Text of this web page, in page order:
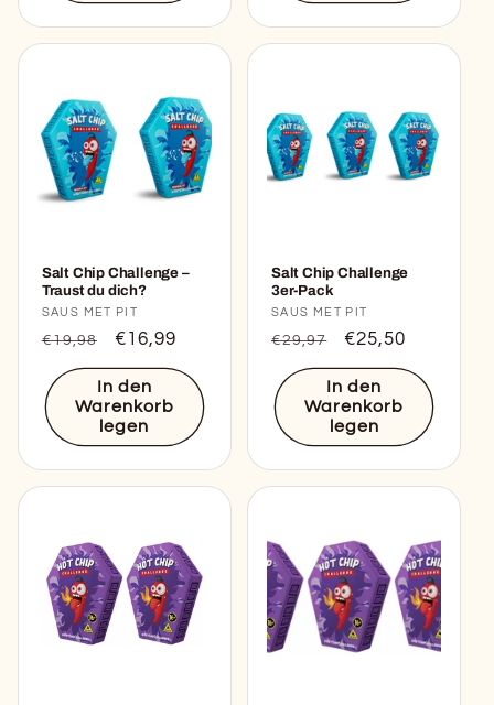
Salt Chip Challenge –
Traust du dich?
Anbieter:
SAUS MET PIT
Normaler
Preis
€19,98 Verkaufspreis
€16,99
In den
Warenkorb
legen
Salt Chip Challenge
3er-Pack
Anbieter:
SAUS MET PIT
Normaler
Preis
€29,97 Verkaufspreis
€25,50
In den
Warenkorb
legen